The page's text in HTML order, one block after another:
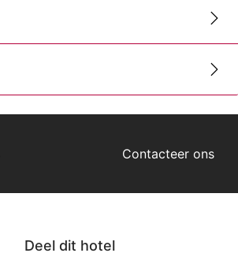
Contacteer ons
Deel dit hotel